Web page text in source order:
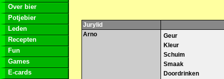
Over bier
Potjebier
Leden
Recepten
Fun
Games
E-cards
Jurylid
Arno
Geur
Kleur
Schuim
Smaak
Doordrinken